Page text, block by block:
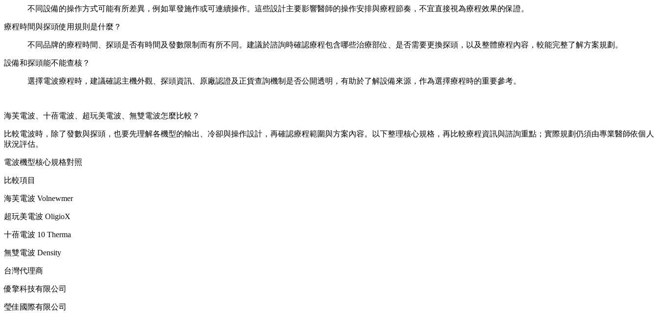
不同設備的操作方式可能有所差異，例如單發施作或可連續操作。這些設計主要影響醫師的操作安排與療程節奏，不宜直接視為療程效果的保證。
療程時間與探頭使用規則是什麼？
不同品牌的療程時間、探頭是否有時間及發數限制而有所不同。建議於諮詢時確認療程包含哪些治療部位、是否需要更換探頭，以及整體療程內容，較能完整了解方案規劃。
設備和探頭能不能查核？
選擇電波療程時，建議確認主機外觀、探頭資訊、原廠認證及正貨查詢機制是否公開透明，有助於了解設備來源，作為選擇療程時的重要參考。
海芙電波、十蓓電波、超玩美電波、無雙電波怎麼比較？
比較電波時，除了發數與探頭，也要先理解各機型的輸出、冷卻與操作設計，再確認療程範圍與方案內容。以下整理核心規格，再比較療程資訊與諮詢重點；實際規劃仍須由專業醫師依個人
狀況評估。
電波機型核心規格對照
比較項目
海芙電波 Volnewmer
超玩美電波 OligioX
十蓓電波 10 Therma
無雙電波 Density
台灣代理商
優擎科技有限公司
瑩佳國際有限公司